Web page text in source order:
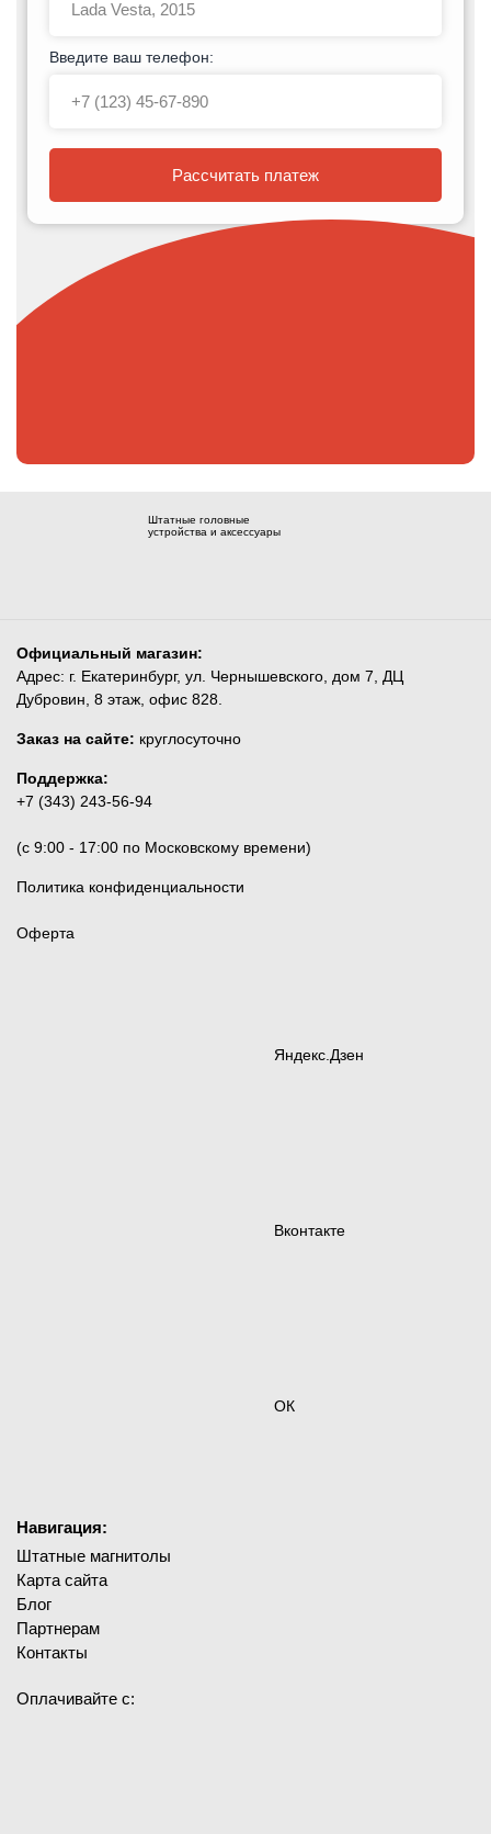
Введите ваш телефон:
Рассчитать платеж
Штатные головные
устройства и аксессуары
Официальный магазин:
Адрес: г. Екатеринбург, ул. Чернышевского, дом 7, ДЦ
Дубровин, 8 этаж, офис 828.
Заказ на сайте: круглосуточно
Поддержка:
+7 (343) 243-56-94
(c 9:00 - 17:00 по Московскому времени)
Политика конфиденциальности
Оферта
Яндекс.Дзен
Вконтакте
ОК
Навигация:
Штатные магнитолы
Карта сайта
Блог
Партнерам
Контакты
Оплачивайте с: